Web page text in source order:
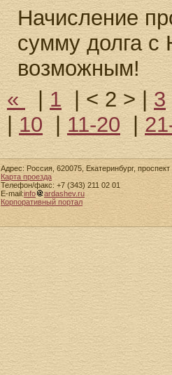
Начисление
сумму долга с
возможным!
« |1 |< 2 > |3
|10 | 11-20|
Адрес: Россия, 620075, Екатеринбург,
Карта проезда
Телефон/факс: +7 (343) 211 02 01
E-mail:info
ardashev.ru
Корпоративный портал